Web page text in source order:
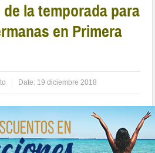
la temporada para
en Primera
Date: 19 diciembre 2018